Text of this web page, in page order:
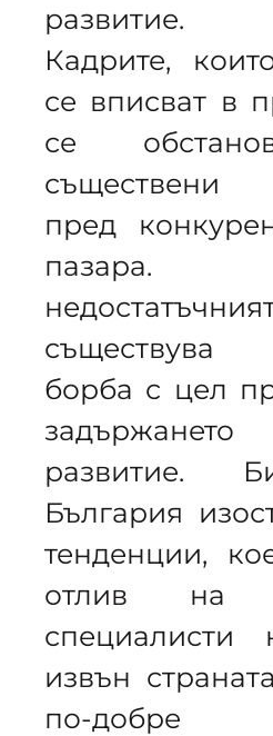
развитие.
Кадрите,
се вписват в
се
съществени
пред
пазара.
борба с цел
развитие.
България
тенденции,
отлив на
специалисти
извън
по-добре